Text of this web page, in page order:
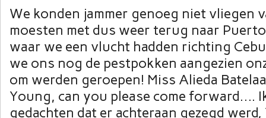
We konden jammer genoeg niet vliegen
moesten met dus weer terug naar
waar we een vlucht hadden richting
we ons nog de pestpokken aangezien
om werden geroepen! Miss Alieda
Young, can you please come forward….
gedachten dat er achteraan gezegd